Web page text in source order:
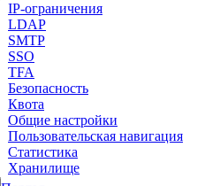
IP-ограничения
LDAP
SMTP
SSO
TFA
Безопасность
Квота
Общие настройки
Пользовательская навигация
Статистика
Хранилище